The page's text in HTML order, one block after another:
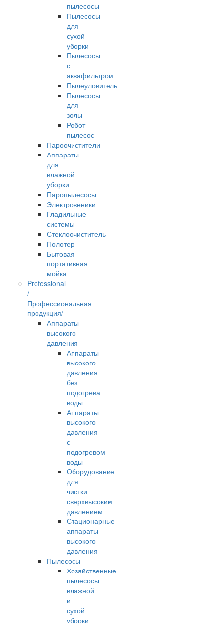
пылесосы
Пылесосы
для
сухой
уборки
Пылесосы
с
аквафильтром
Пылеуловитель
Пылесосы
для
золы
Робот-
пылесос
Пароочистители
Аппараты
для
влажной
уборки
Паропылесосы
Электровеники
Гладильные
системы
Стеклоочиститель
Полотер
Бытовая
портативная
мойка
Professional
/
Профессиональная
продукция/
Аппараты
высокого
давления
Аппараты
высокого
давления
без
подогрева
воды
Аппараты
высокого
давления
с
подогревом
воды
Оборудование
для
чистки
сверхвысоким
давлением
Стационарные
аппараты
высокого
давления
Пылесосы
Хозяйственные
пылесосы
влажной
и
сухой
уборки